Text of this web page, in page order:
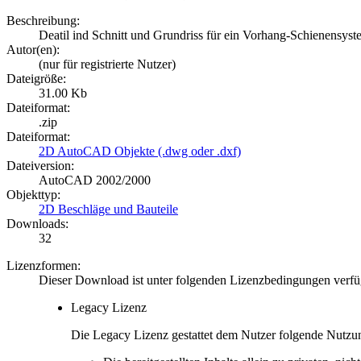
Beschreibung:
Deatil ind Schnitt und Grundriss für ein Vorhang-
Autor(en):
(nur für registrierte Nutzer)
Dateigröße:
31.00 Kb
Dateiformat:
.zip
Dateiformat:
2D AutoCAD Objekte (.dwg oder .dxf)
Dateiversion:
AutoCAD 2002/2000
Objekttyp:
2D Beschläge und Bauteile
Downloads:
32
Lizenzformen:
Dieser Download ist unter folgenden Lizenzbedingungen
Legacy Lizenz
Die Legacy Lizenz gestattet dem Nutzer folgende